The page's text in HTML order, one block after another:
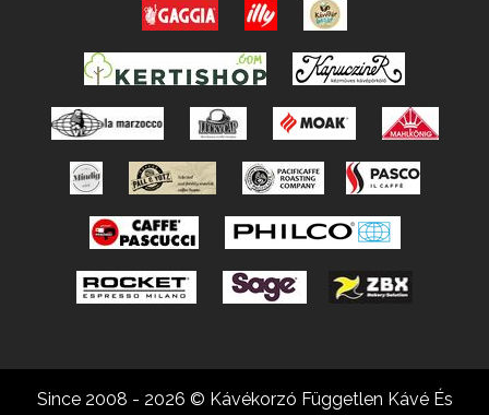
Since 2008 - 2026 © Kávékorzó Független Kávé És